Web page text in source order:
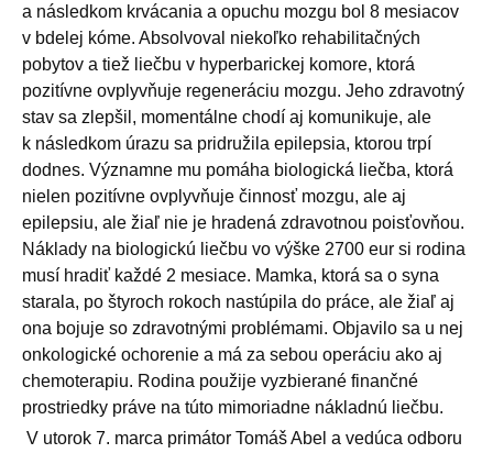
a následkom krvácania a opuchu mozgu bol 8 mesiacov
v bdelej kóme. Absolvoval niekoľko rehabilitačných
pobytov a tiež liečbu v hyperbarickej komore, ktorá
pozitívne ovplyvňuje regeneráciu mozgu. Jeho zdravotný
stav sa zlepšil, momentálne chodí aj komunikuje, ale
k následkom úrazu sa pridružila epilepsia, ktorou trpí
dodnes. Významne mu pomáha biologická liečba, ktorá
nielen pozitívne ovplyvňuje činnosť mozgu, ale aj
epilepsiu, ale žiaľ nie je hradená zdravotnou poisťovňou.
Náklady na biologickú liečbu vo výške 2700 eur si rodina
musí hradiť každé 2 mesiace. Mamka, ktorá sa o syna
starala, po štyroch rokoch nastúpila do práce, ale žiaľ aj
ona bojuje so zdravotnými problémami. Objavilo sa u nej
onkologické ochorenie a má za sebou operáciu ako aj
chemoterapiu. Rodina použije vyzbierané finančné
prostriedky práve na túto mimoriadne nákladnú liečbu.
V utorok 7. marca primátor Tomáš Abel a vedúca odboru